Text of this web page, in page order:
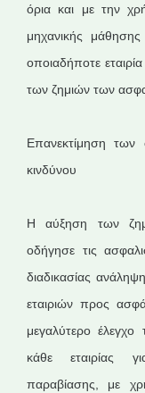
όρια και με την
μηχανικής μάθησης
οποιαδήποτε
των ζημιών των
Επανεκτίμηση των
κινδύνου
Η αύξηση των
οδήγησε τις
διαδικασίας
εταιριών προς
μεγαλύτερο
κάθε εταιρίας
παραβίασης, με